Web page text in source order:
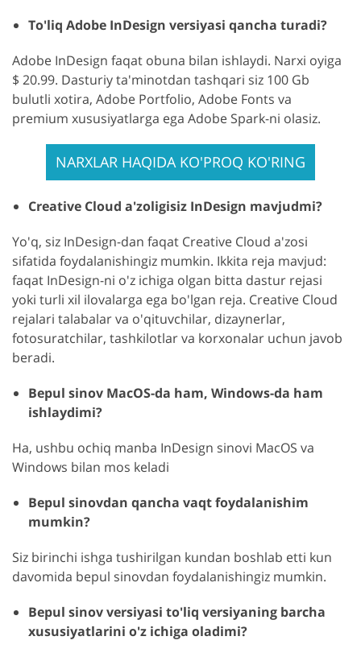
To'liq Adobe InDesign versiyasi qancha turadi?
Adobe InDesign faqat obuna bilan ishlaydi. Narxi oyiga
$ 20.99. Dasturiy ta'minotdan tashqari siz 100 Gb
bulutli xotira, Adobe Portfolio, Adobe Fonts va
premium xususiyatlarga ega Adobe Spark-ni olasiz.
NARXLAR HAQIDA KO'PROQ KO'RING
Creative Cloud a'zoligisiz InDesign mavjudmi?
Yo'q, siz InDesign-dan faqat Creative Cloud a'zosi
sifatida foydalanishingiz mumkin. Ikkita reja mavjud:
faqat InDesign-ni o'z ichiga olgan bitta dastur rejasi
yoki turli xil ilovalarga ega bo'lgan reja. Creative Cloud
rejalari talabalar va o'qituvchilar, dizaynerlar,
fotosuratchilar, tashkilotlar va korxonalar uchun javob
beradi.
Bepul sinov MacOS-da ham, Windows-da ham
ishlaydimi?
Ha, ushbu ochiq manba InDesign sinovi MacOS va
Windows bilan mos keladi
Bepul sinovdan qancha vaqt foydalanishim
mumkin?
Siz birinchi ishga tushirilgan kundan boshlab etti kun
davomida bepul sinovdan foydalanishingiz mumkin.
Bepul sinov versiyasi to'liq versiyaning barcha
xususiyatlarini o'z ichiga oladimi?